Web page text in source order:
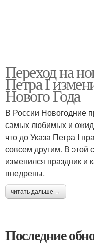
Переход на
Петра I
Нового Года
В России Новогодние
самых любимых и
что до Указа Петра I
совсем другим. В этой
изменился праздник и
внедрены.
читать дальше →
Последние